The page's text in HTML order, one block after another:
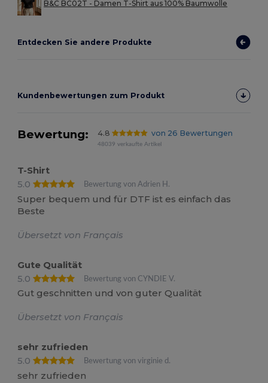
B&C BC02T - Damen T-Shirt aus 100% Baumwolle
Entdecken Sie andere Produkte
Kundenbewertungen zum Produkt
Bewertung: 4.8 von 26 Bewertungen
48039 verkaufte Artikel
T-Shirt
5.0
Bewertung von Adrien H.
Super bequem und für DTF ist es einfach das
Beste
Übersetzt von Français
Gute Qualität
5.0
Bewertung von CYNDIE V.
Gut geschnitten und von guter Qualität
Übersetzt von Français
sehr zufrieden
5.0
Bewertung von virginie d.
sehr zufrieden